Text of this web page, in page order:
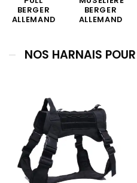
BERGER
ALLEMAND
BERGER
ALLEMAND
NOS HARNAIS